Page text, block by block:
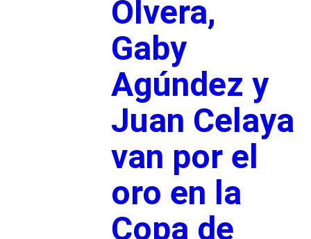
Olvera,
Gaby
Agúndez y
Juan Celaya
van por el
oro en la
Copa de